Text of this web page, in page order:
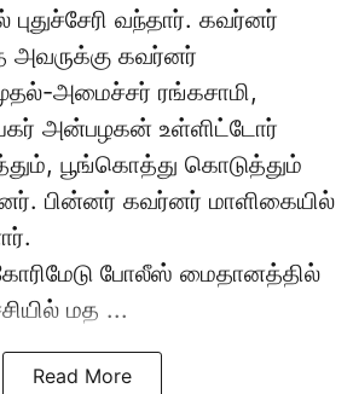
வந்தார். கவர்னர்
அவருக்கு கவர்னர்
அமைச்சர் ரங்கசாமி,
அன்பழகன் உள்ளிட்டோர்
பூங்கொத்து கொடுத்தும்
பின்னர் கவர்னர் மாளிகையில்
போலீஸ் மைதானத்தில்
மத ...
Read More